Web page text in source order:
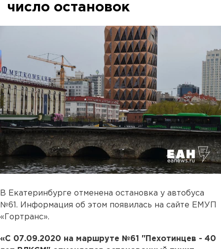
число остановок
В Екатеринбурге отменена остановка у автобуса
№61. Информация об этом появилась на сайте ЕМУП
«Гортранс».
«С 07.09.2020 на маршруте №61 "Пехотинцев - 40